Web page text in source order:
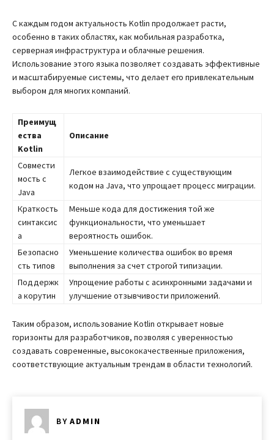
С каждым годом актуальность Kotlin продолжает расти,
особенно в таких областях, как мобильная разработка,
серверная инфраструктура и облачные решения.
Использование этого языка позволяет создавать эффективные
и масштабируемые системы, что делает его привлекательным
выбором для многих компаний.
Преимущ
ества
Kotlin
Описание
Совмести
мость с
Java
Легкое взаимодействие с существующим
кодом на Java, что упрощает процесс миграции.
Краткость
синтаксис
а
Меньше кода для достижения той же
функциональности, что уменьшает
вероятность ошибок.
Безопасно
сть типов
Уменьшение количества ошибок во время
выполнения за счет строгой типизации.
Поддержк
а корутин
Упрощение работы с асинхронными задачами и
улучшение отзывчивости приложений.
Таким образом, использование Kotlin открывает новые
горизонты для разработчиков, позволяя с уверенностью
создавать современные, высококачественные приложения,
соответствующие актуальным трендам в области технологий.
BY ADMIN